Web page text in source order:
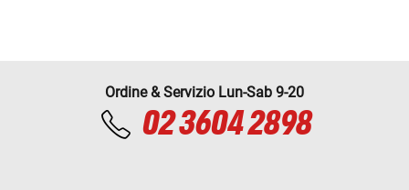
Ordine & Servizio Lun-Sab 9-20
02 3604 2898